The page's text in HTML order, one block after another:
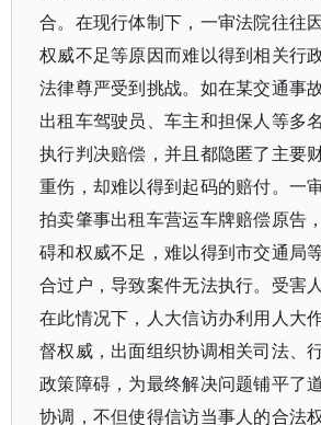
合。在现行体制下，一审法院往往
权威不足等原因而难以得到相关行
法律尊严受到挑战。如在某交通事
出租车驾驶员、车主和担保人等多
执行判决赔偿，并且都隐匿了主要
重伤，却难以得到起码的赔付。一
拍卖肇事出租车营运车牌赔偿原告
碍和权威不足，难以得到市交通局
合过户，导致案件无法执行。受害
在此情况下，人大信访办利用人大
督权威，出面组织协调相关司法、
政策障碍，为最终解决问题铺平了
协调，不但使得信访当事人的合法